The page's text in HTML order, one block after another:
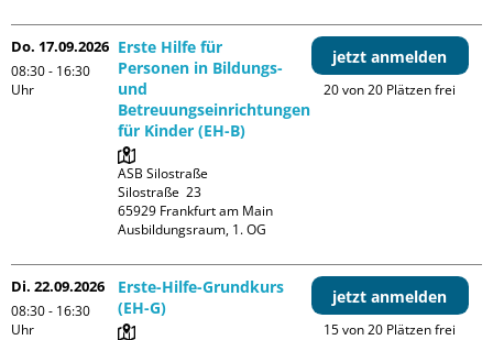
Do. 17.09.2026
08:30 - 16:30
Uhr
Erste Hilfe für
Personen in Bildungs-
und
Betreuungseinrichtungen
für Kinder (EH-B)
ASB Silostraße
Silostraße  23
65929 Frankfurt am Main
Ausbildungsraum, 1. OG
jetzt anmelden
20 von 20 Plätzen frei
Di. 22.09.2026
08:30 - 16:30
Uhr
Erste-Hilfe-Grundkurs
(EH-G)
jetzt anmelden
15 von 20 Plätzen frei